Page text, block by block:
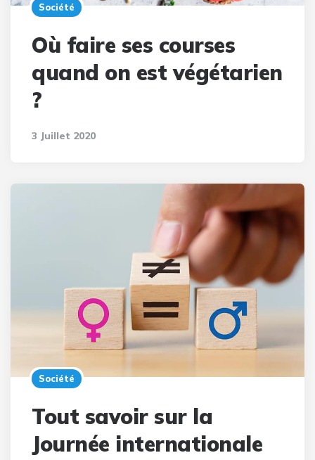
Société
Où faire ses courses
quand on est végétarien
?
3 Juillet 2020
Société
Tout savoir sur la
Journée internationale